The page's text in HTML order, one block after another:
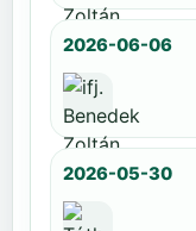
2026-06-06
2026-05-30